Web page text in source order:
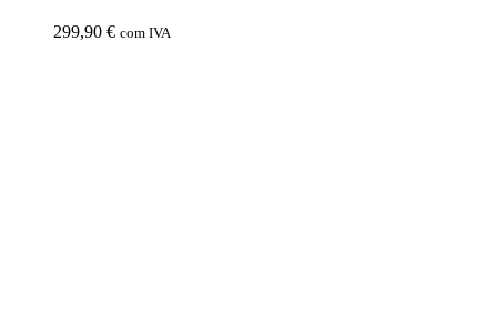
299,90 € com IVA